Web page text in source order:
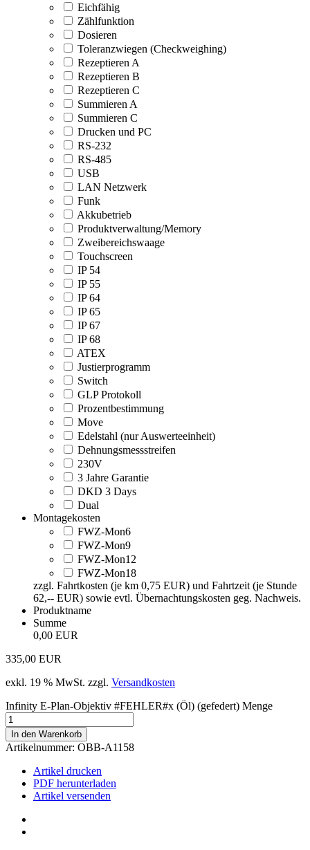
Eichfähig
Zählfunktion
Dosieren
Toleranzwiegen (Checkweighing)
Rezeptieren A
Rezeptieren B
Rezeptieren C
Summieren A
Summieren C
Drucken und PC
RS-232
RS-485
USB
LAN Netzwerk
Funk
Akkubetrieb
Produktverwaltung/Memory
Zweibereichswaage
Touchscreen
IP 54
IP 55
IP 64
IP 65
IP 67
IP 68
ATEX
Justierprogramm
Switch
GLP Protokoll
Prozentbestimmung
Move
Edelstahl (nur Auswerteeinheit)
Dehnungsmessstreifen
230V
3 Jahre Garantie
DKD 3 Days
Dual
Montagekosten
FWZ-Mon6
FWZ-Mon9
FWZ-Mon12
FWZ-Mon18
zzgl. Fahrtkosten (je km 0,75 EUR) und Fahrtzeit (je Stunde
62,-- EUR) sowie evtl. Übernachtungskosten geg. Nachweis.
Produktname
Summe
0,00 EUR
335,00 EUR
exkl. 19 % MwSt. zzgl. Versandkosten
Infinity E-Plan-Objektiv #FEHLER#x (Öl) (gefedert) Menge
In den Warenkorb
Artikelnummer: OBB-A1158
Artikel drucken
PDF herunterladen
Artikel versenden